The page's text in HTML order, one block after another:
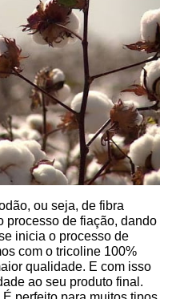
ou seja, de fibra
processo de fiação, dando
inicia o processo de
com o tricoline 100%
qualidade. E com isso
ao seu produto final.